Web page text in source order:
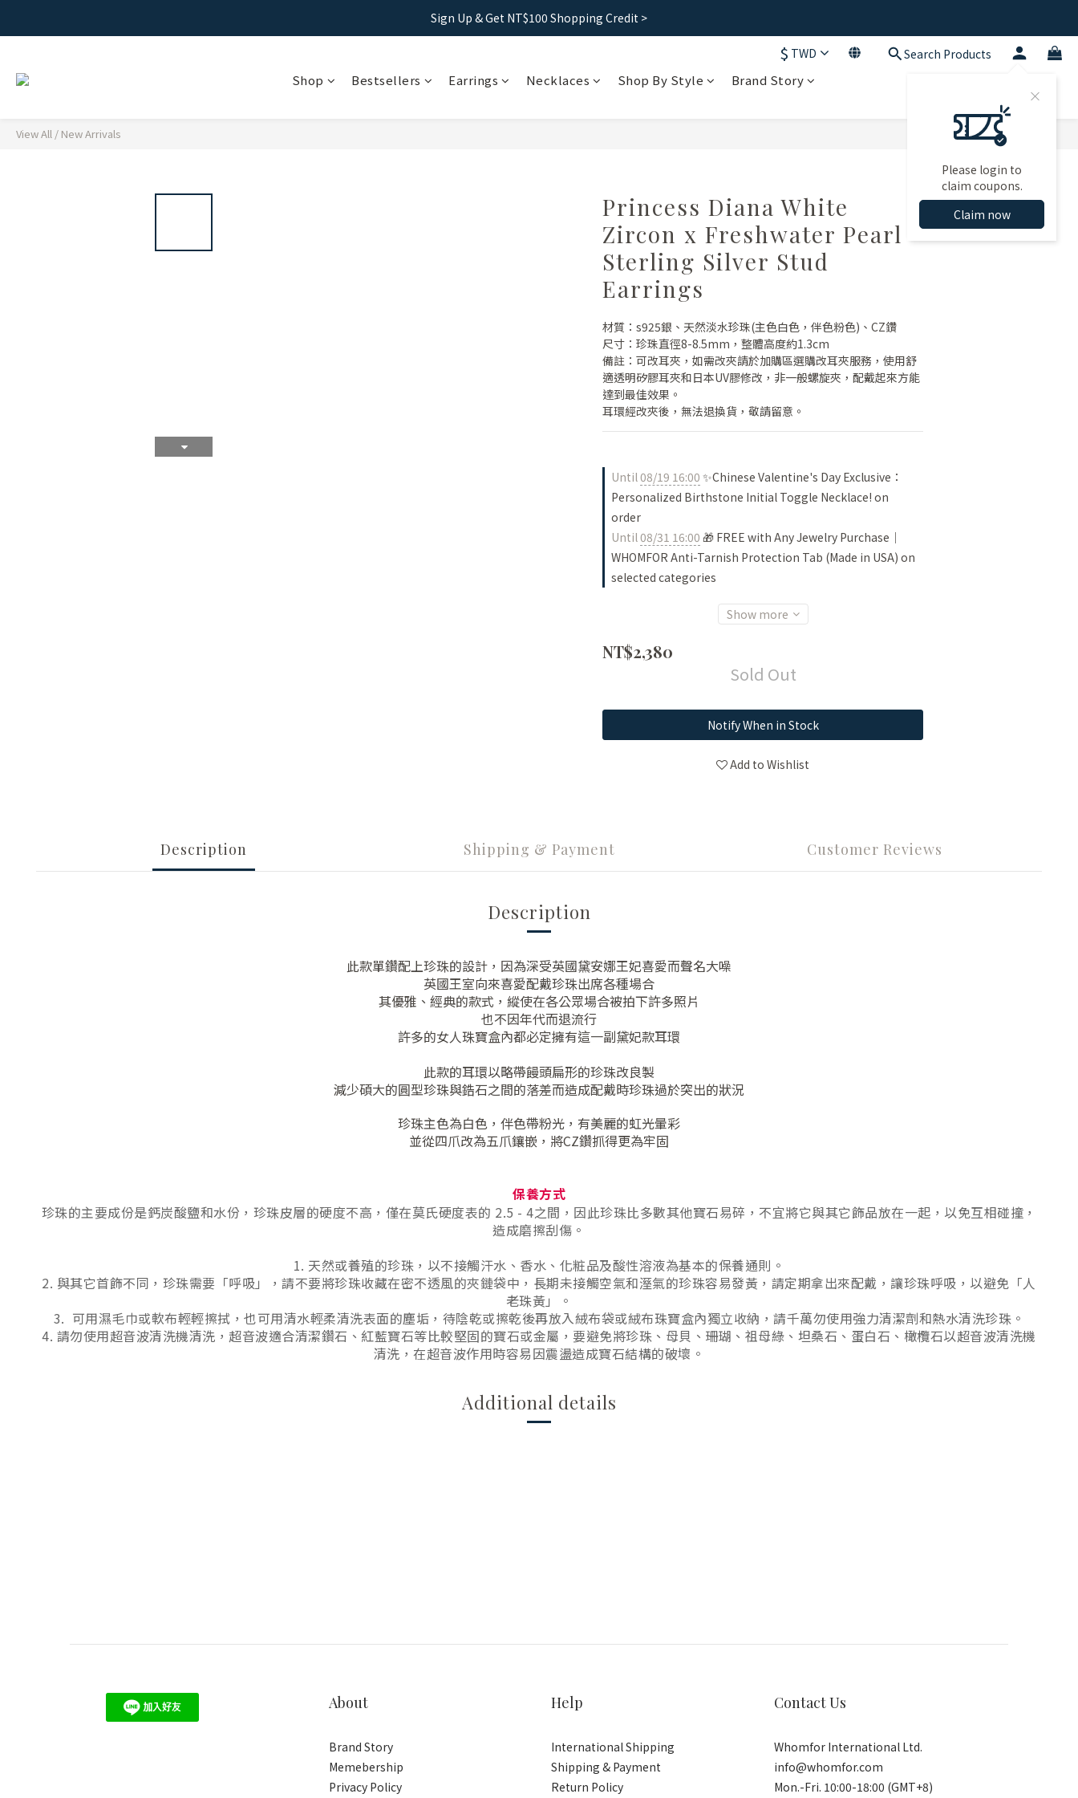
Free shipping｜Taiwan orders over 1500, HK over 2500
Sign Up & Get NT$100 Shopping Credit >
$ TWD Search Products
Please login to
claim coupons.
Claim now
Shop Bestsellers Earrings Necklaces Shop By Style Brand Story
View All / New Arrivals
Princess Diana White
Zircon x Freshwater Pearl
Sterling Silver Stud
Earrings
材質：s925銀、天然淡水珍珠(主色白色，伴色粉色)、CZ鑽
尺寸：珍珠直徑8-8.5mm，整體高度約1.3cm
備註：可改耳夾，如需改夾請於加購區選購改耳夾服務，使用舒
適透明矽膠耳夾和日本UV膠修改，非一般螺旋夾，配戴起來方能
達到最佳效果。
耳環經改夾後，無法退換貨，敬請留意。
Until08/19 16:00 ✨Chinese Valentine's Day Exclusive：
Personalized Birthstone Initial Toggle Necklace! on
order
Until08/31 16:00 🎁 FREE with Any Jewelry Purchase｜
WHOMFOR Anti-Tarnish Protection Tab (Made in USA) on
selected categories
Show more
NT$2,380
Sold Out
Notify When in Stock
Add to Wishlist
Description Shipping & Payment Customer Reviews
Description
此款單鑽配上珍珠的設計，因為深受英國黛安娜王妃喜愛而聲名大噪
英國王室向來喜愛配戴珍珠出席各種場合
其優雅、經典的款式，縱使在各公眾場合被拍下許多照片
也不因年代而退流行
許多的女人珠寶盒內都必定擁有這一副黛妃款耳環
此款的耳環以略帶饅頭扁形的珍珠改良製
減少碩大的圓型珍珠與鋯石之間的落差而造成配戴時珍珠過於突出的狀況
珍珠主色為白色，伴色帶粉光，有美麗的虹光暈彩
並從四爪改為五爪鑲嵌 ，將CZ鑽抓得更為牢固
保養方式
珍珠的主要成份是鈣炭酸鹽和水份，珍珠皮層的硬度不高，僅在莫氏硬度表的 2.5 - 4之間，因此珍珠比多數其他寶石易碎，不宜將它與其它飾品放在一起，以免互相碰撞，
造成磨擦刮傷。
1. 天然或養殖的珍珠，以不接觸汗水、香水、化粧品及酸性溶液為基本的保養通則。
2. 與其它首飾不同，珍珠需要「呼吸」，請不要將珍珠收藏在密不透風的夾鏈袋中，長期未接觸空氣和溼氣的珍珠容易發黃，請定期拿出來配戴，讓珍珠呼吸，以避免「人
老珠黃」。
3. 可用濕毛巾或軟布輕輕擦拭，也可用清水輕柔清洗表面的塵垢，待陰乾或擦乾後再放入絨布袋或絨布珠寶盒內獨立收納，請千萬勿使用強力清潔劑和熱水清洗珍珠。
4. 請勿使用超音波清洗機清洗，超音波適合清潔鑽石、紅藍寶石等比較堅固的寶石或金屬，要避免將珍珠、母貝、珊瑚、祖母綠、坦桑石、蛋白石、橄欖石以超音波清洗機
清洗，在超音波作用時容易因震盪造成寶石結構的破壞。
Additional details
About
Brand Story
Memebership
Privacy Policy
Help
International Shipping
Shipping & Payment
Return Policy
Contact Us
Whomfor International Ltd.
info@whomfor.com
Mon.-Fri. 10:00-18:00 (GMT+8)